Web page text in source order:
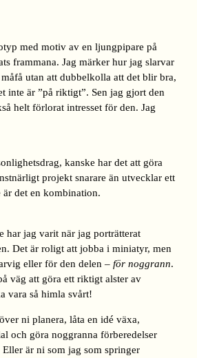
med motiv av en ljungpipare på
frammana. Jag märker hur jag slarvar
utan att dubbelkolla att det blir bra,
inte är ”på riktigt”. Sen jag gjort den
helt förlorat intresset för den. Jag
kanske har det att göra
projekt snarare än utvecklar ett
det en kombination.
har jag varit när jag porträtterat
Det är roligt att jobba i miniatyr, men
eller för den delen – för noggrann.
väg att göra ett riktigt alster av
vara så himla svårt!
ni planera, låta en idé växa,
och göra noggranna förberedelser
är ni som jag som springer